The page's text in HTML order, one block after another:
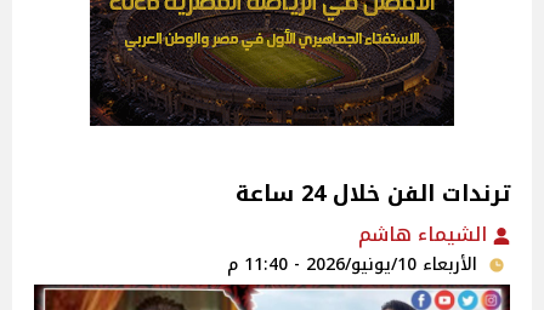
ترندات الفن خلال 24 ساعة
الشيماء هاشم
الأربعاء 10/يونيو/2026 - 11:40 م